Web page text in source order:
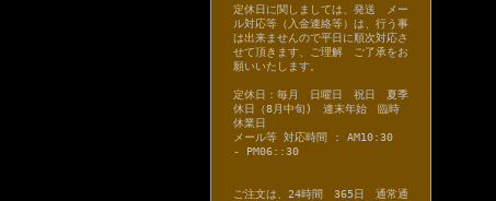
定休日に関しましては、発送 メー
ル対応等（入金連絡等）は、行う事
は出来ませんので平日に順次対応さ
せて頂きます、ご理解 ご了承をお
願いいたします。
定休日：毎月 日曜日 祝日 夏季
休日（8月中旬) 連末年始 臨時
休業日
メール等 対応時間 : AM10:30
- PM06::30
ご注文は、24時間 365日 通常通